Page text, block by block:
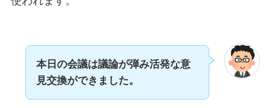
本日の会議は議論が弾み活発な意
見交換ができました。